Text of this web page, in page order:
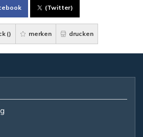
(Twitter)
() merken drucken